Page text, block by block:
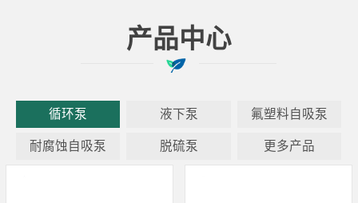
产品中心
循环泵 液下泵 氟塑料自吸泵
耐腐蚀自吸泵 脱硫泵 更多产品